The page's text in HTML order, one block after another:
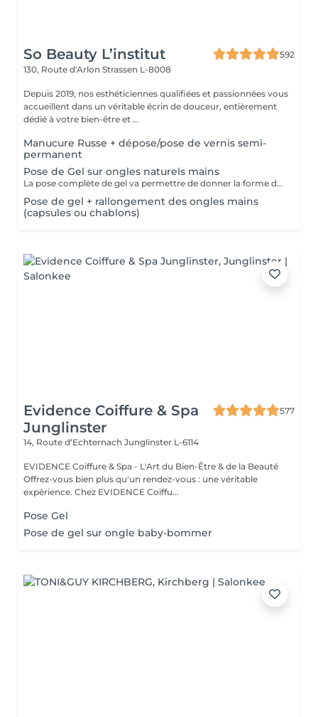
So Beauty L’institut
592
130, Route d'Arlon Strassen L-8008
Depuis 2019, nos esthéticiennes qualifiées et passionnées vous
accueillent dans un véritable écrin de douceur, entièrement
dédié à votre bien-être et ...
Manucure Russe + dépose/pose de vernis semi-
permanent
Pose de Gel sur ongles naturels mains
La pose complète de gel va permettre de donner la forme désirée en rallongeant (ou pas) les ongles (préalablement préparés) soit par la technique du chablon (rallongement au gel) soit par les capsules. Ensuite vient la pose du gel qui sera façonné et enfin la pose de la couleur ou de la French.
Pose de gel + rallongement des ongles mains
(capsules ou chablons)
Evidence Coiffure & Spa
Junglinster
577
14, Route d‘Echternach Junglinster L-6114
EVIDENCE Coiffure & Spa - L'Art du Bien-Être & de la Beauté
Offrez-vous bien plus qu'un rendez-vous : une véritable
expérience. Chez EVIDENCE Coiffu...
Pose Gel
Pose de gel sur ongle baby-bommer